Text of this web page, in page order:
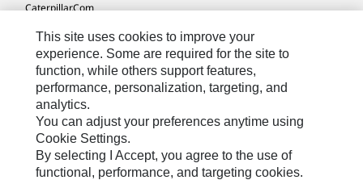
Caterpillar.com
Связаться С Caterpillar
Карта Сайта
Cookie Settings
Юридическая Информация
Конфиденциальность Личных Данных
This site uses cookies to improve your
experience. Some are required for the site to
function, while others support features,
performance, personalization, targeting, and
analytics.
You can adjust your preferences anytime using
Cookie Settings.
By selecting I Accept, you agree to the use of
functional, performance, and targeting cookies.